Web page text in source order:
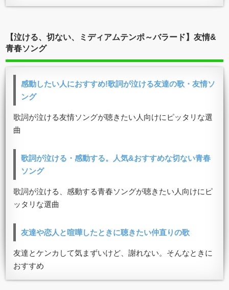
【泣ける、切ない、ミディアムテンポ～バラード】友情&
青春ソング
感動したい人におすすめ!歌詞が泣ける友達の歌・友情ソ
ング
歌詞が泣ける友情ソングが聴きたい人向けにピッタリな選
曲
歌詞が泣ける・感動する。人気&おすすめな切ない青春
ソング
歌詞が泣ける、感動する青春ソングが聴きたい人向けにピ
ッタリな選曲
友達や恋人と喧嘩したときに聴きたい仲直りの歌
友達とケンカして気まずいけど、謝れない。そんなときに
おすすめ